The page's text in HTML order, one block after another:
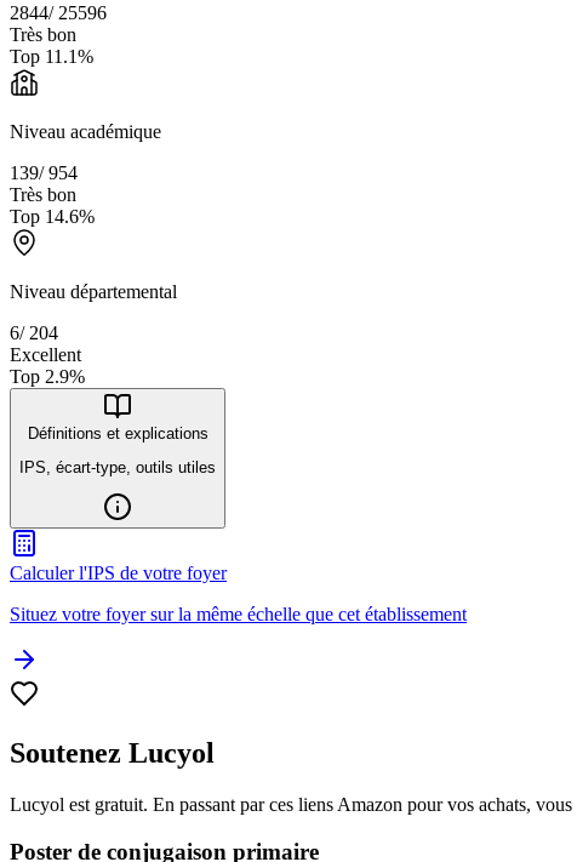
2844/ 25596
Très bon
Top 11.1%
Niveau académique
139/954
Très bon
Top 14.6%
Niveau départemental
6/ 204
Excellent
Top 2.9%
Définitions et explications
IPS, écart-type, outils utiles
Calculer l'IPS de votre foyer
Situez votre foyer sur la même échelle que cet établissement
Soutenez Lucyol
Lucyol est gratuit. En passant par ces liens Amazon pour vos achats, vous
Poster de conjugaison primaire